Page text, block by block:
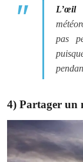
pas
4) Partager un